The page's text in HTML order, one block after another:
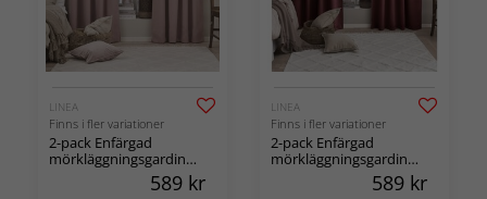
LINEA
Finns i fler variationer
2-pack Enfärgad
mörkläggningsgardin
med multiband Sova
589 kr
LINEA
Finns i fler variationer
2-pack Enfärgad
mörkläggningsgardin
med multiband Sova
589 kr